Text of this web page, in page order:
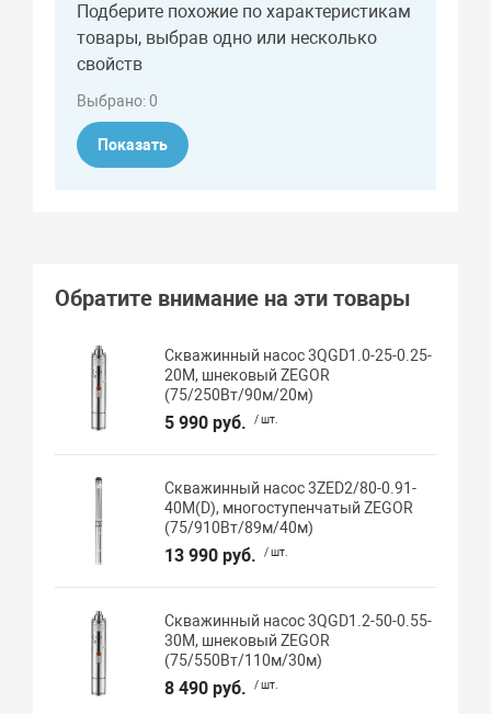
Подберите похожие по характеристикам
товары, выбрав одно или несколько
свойств
Выбрано:0
Показать
Обратите внимание на эти товары
Скважинный насос 3QGD1.0-25-0.25-
20M, шнековый ZEGOR
(75/250Вт/90м/20м)
5 990 руб. / шт.
Скважинный насос 3ZED2/80-0.91-
40M(D), многоступенчатый ZEGOR
(75/910Вт/89м/40м)
13 990 руб. / шт.
Скважинный насос 3QGD1.2-50-0.55-
30M, шнековый ZEGOR
(75/550Вт/110м/30м)
8 490 руб. / шт.